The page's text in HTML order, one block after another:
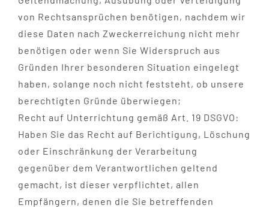
von Rechtsansprüchen benötigen, nachdem wir
diese Daten nach Zweckerreichung nicht mehr
benötigen oder wenn Sie Widerspruch aus
Gründen Ihrer besonderen Situation eingelegt
haben, solange noch nicht feststeht, ob unsere
berechtigten Gründe überwiegen;
Recht auf Unterrichtung gemäß Art. 19 DSGVO:
Haben Sie das Recht auf Berichtigung, Löschung
oder Einschränkung der Verarbeitung
gegenüber dem Verantwortlichen geltend
gemacht, ist dieser verpflichtet, allen
Empfängern, denen die Sie betreffenden